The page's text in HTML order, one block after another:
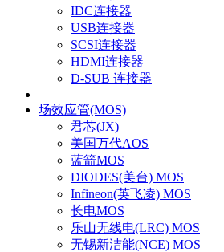
IDC连接器
USB连接器
SCSI连接器
HDMI连接器
D-SUB 连接器
场效应管(MOS)
君芯(JX)
美国万代AOS
蓝箭MOS
DIODES(美台) MOS
Infineon(英飞凌) MOS
长电MOS
乐山无线电(LRC) MOS
无锡新洁能(NCE) MOS